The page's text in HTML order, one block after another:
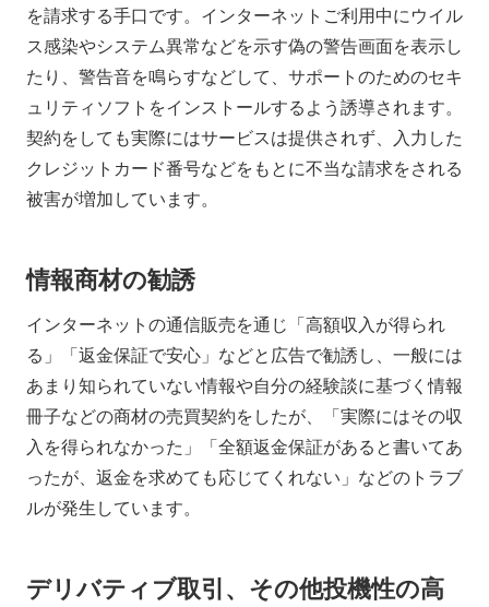
を請求する手口です。インターネットご利用中にウイル
ス感染やシステム異常などを示す偽の警告画面を表示し
たり、警告音を鳴らすなどして、サポートのためのセキ
ュリティソフトをインストールするよう誘導されます。
契約をしても実際にはサービスは提供されず、入力した
クレジットカード番号などをもとに不当な請求をされる
被害が増加しています。
情報商材の勧誘
インターネットの通信販売を通じ「高額収入が得られ
る」「返金保証で安心」などと広告で勧誘し、一般には
あまり知られていない情報や自分の経験談に基づく情報
冊子などの商材の売買契約をしたが、「実際にはその収
入を得られなかった」「全額返金保証があると書いてあ
ったが、返金を求めても応じてくれない」などのトラブ
ルが発生しています。
デリバティブ取引、その他投機性の高